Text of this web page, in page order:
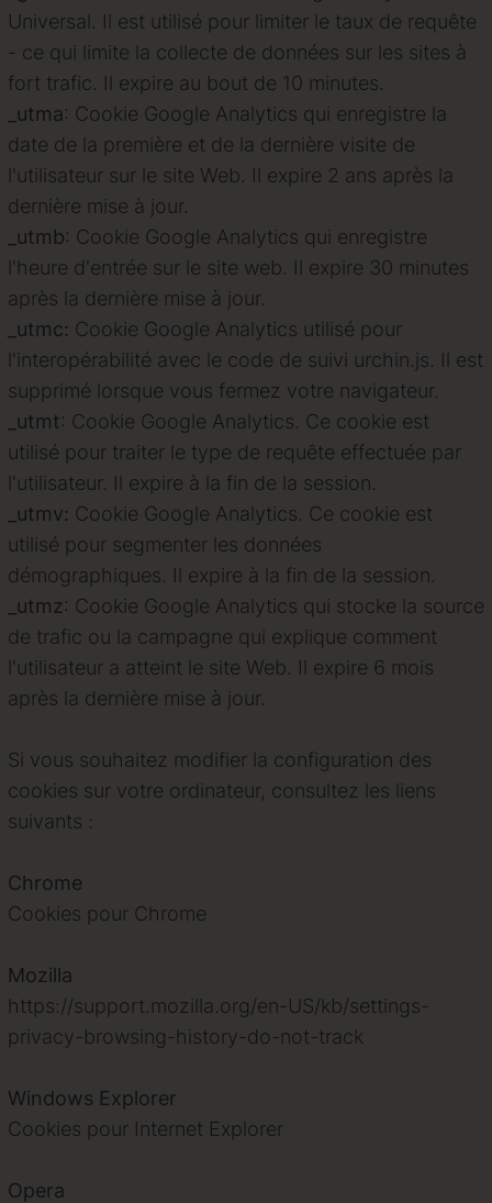
Universal. Il est utilisé pour limiter le taux de requête
- ce qui limite la collecte de données sur les sites à
fort trafic. Il expire au bout de 10 minutes.
_utma: Cookie Google Analytics qui enregistre la
date de la première et de la dernière visite de
l'utilisateur sur le site Web. Il expire 2 ans après la
dernière mise à jour.
_utmb: Cookie Google Analytics qui enregistre
l'heure d'entrée sur le site web. Il expire 30 minutes
après la dernière mise à jour.
_utmc: Cookie Google Analytics utilisé pour
l'interopérabilité avec le code de suivi urchin.js. Il est
supprimé lorsque vous fermez votre navigateur.
_utmt: Cookie Google Analytics. Ce cookie est
utilisé pour traiter le type de requête effectuée par
l'utilisateur. Il expire à la fin de la session.
_utmv: Cookie Google Analytics. Ce cookie est
utilisé pour segmenter les données
démographiques. Il expire à la fin de la session.
_utmz: Cookie Google Analytics qui stocke la source
de trafic ou la campagne qui explique comment
l'utilisateur a atteint le site Web. Il expire 6 mois
après la dernière mise à jour.
Si vous souhaitez modifier la configuration des
cookies sur votre ordinateur, consultez les liens
suivants :
Chrome
Cookies pour Chrome
Mozilla
https://support.mozilla.org/en-US/kb/settings-
privacy-browsing-history-do-not-track
Windows Explorer
Cookies pour Internet Explorer
Opera